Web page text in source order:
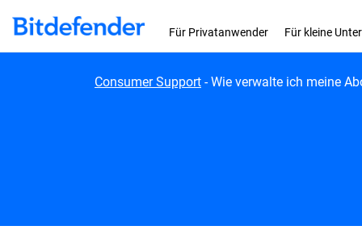
Skip to content
Für Privatanwender Für kleine
Consumer Support -Wie verwalte ich meine